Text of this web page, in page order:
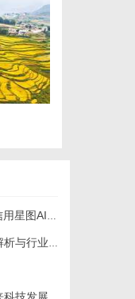
金融智能升级
发展前景